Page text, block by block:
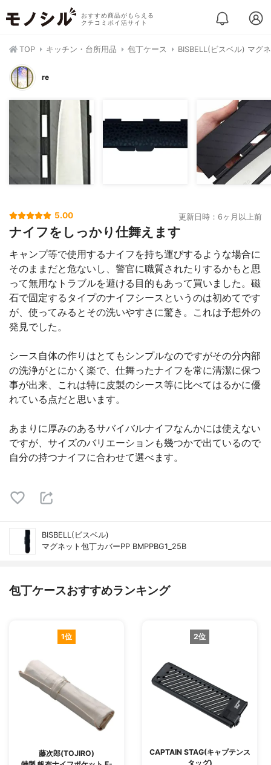
おすすめ商品がもらえる
クチコミポイ活サイト
TOP キッチン・台所用品 包丁ケース BISBELL(ビスベル) マグ
re
5.00 更新日時：6ヶ月以上前
ナイフをしっかり仕舞えます
キャンプ等で使用するナイフを持ち運びするような場合に
そのままだと危ないし、警官に職質されたりするかもと思
って無用なトラブルを避ける目的もあって買いました。磁
石で固定するタイプのナイフシースというのは初めてです
が、使ってみるとその洗いやすさに驚き。これは予想外の
発見でした。
シース自体の作りはとてもシンプルなのですがその分内部
の洗浄がとにかく楽で、仕舞ったナイフを常に清潔に保つ
事が出来、これは特に皮製のシース等に比べてはるかに優
れている点だと思います。
あまりに厚みのあるサバイバルナイフなんかには使えない
ですが、サイズのバリエーションも幾つかで出ているので
自分の持つナイフに合わせて選べます。
BISBELL(ビスベル)
マグネット包丁カバーPP BMPPBG1_25B
包丁ケースおすすめランキング
1位
藤次郎(TOJIRO)
2位
CAPTAIN STAG(キャプテンス
タッグ)